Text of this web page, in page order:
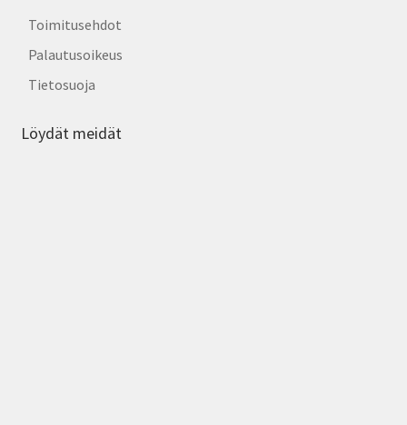
Toimitusehdot
Palautusoikeus
Tietosuoja
Löydät meidät